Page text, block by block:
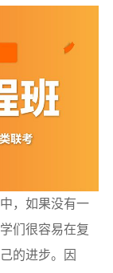
，如果没有一
们很容易在复
的进步。因